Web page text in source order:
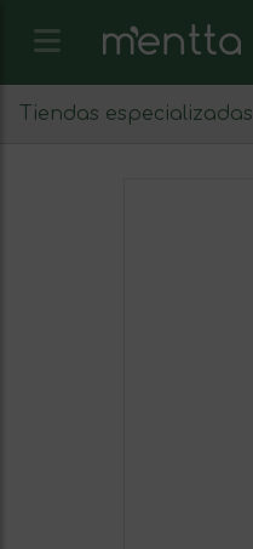
Tiendas especializadas